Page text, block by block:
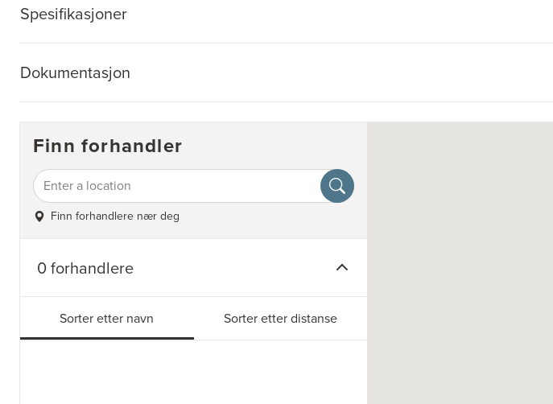
Spesifikasjoner
Dokumentasjon
Finn forhandler
Finn forhandlere nær deg
0 forhandlere
Sorter etter navn Sorter etter distanse